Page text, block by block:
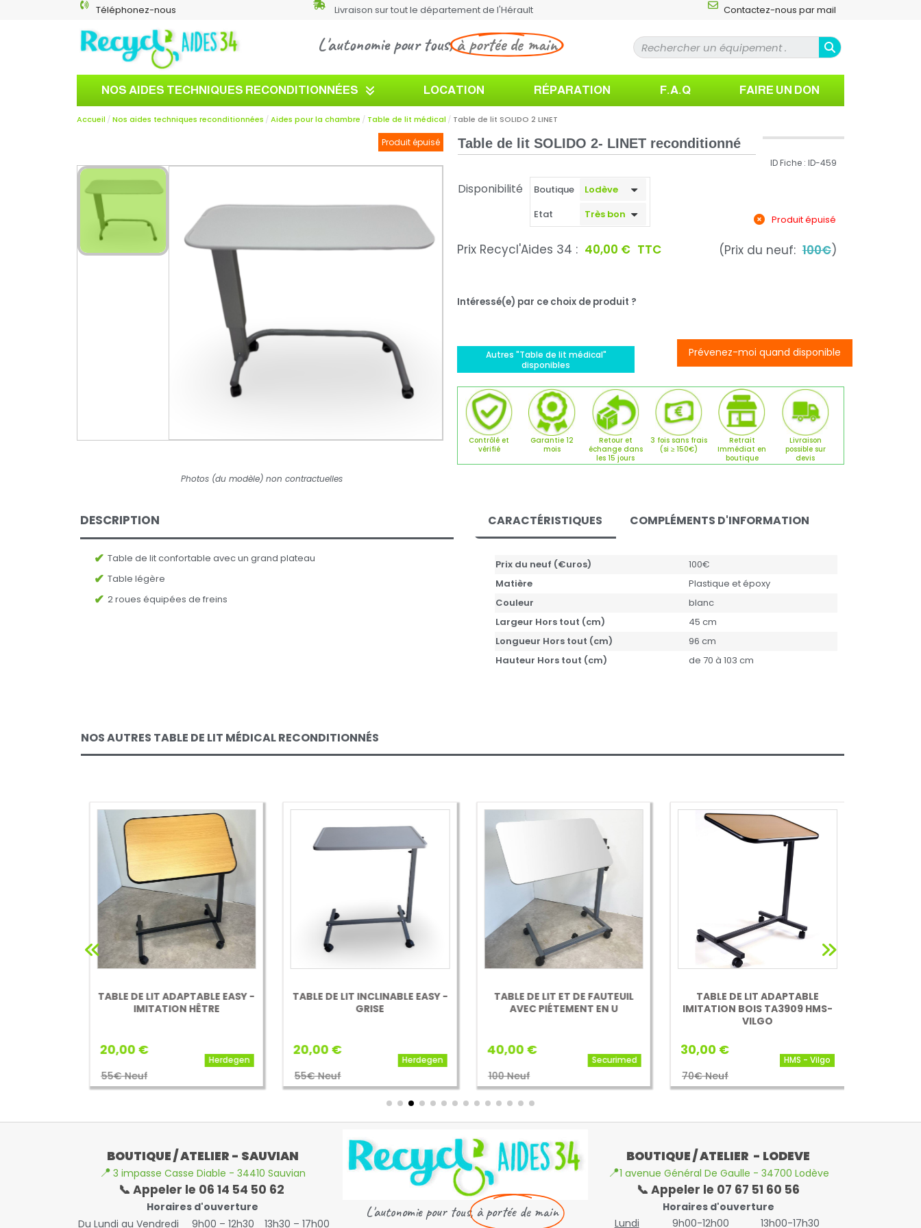
Téléphonez-nous Livraison sur tout le département de l'Hérault Contactez-nous par mail
L'autonomie pour tous,à portée de main
NOS AIDES TECHNIQUES RECONDITIONNÉES LOCATION RÉPARATION F.A.Q FAIRE UN DON
Accueil Nos aides techniques reconditionnées Aides pour la chambre Table de lit médical Table de lit SOLIDO 2 LINET
Produit épuisé
Photos (du modèle) non contractuelles
Table de lit SOLIDO 2- LINET reconditionné
ID Fiche : ID-459
Disponibilité
Boutique
Etat
Produit épuisé
Prix Recycl'Aides 34 : 40,00 € TTC (Prix du neuf:100€)
Intéressé(e) par ce choix de produit ?
Autres "Table de lit médical"
disponibles
Prévenez-moi quand disponible
Contrôlé et
vérifié
Garantie 12
mois
Retour et
échange dans
les 15 jours
3 fois sans frais
(si ≥ 150€)
Retrait
Immédiat en
boutique
Livraison
possible sur
devis
DESCRIPTION
Table de lit confortable avec un grand plateau
Table légère
2 roues équipées de freins
CARACTÉRISTIQUES COMPLÉMENTS D'INFORMATION
Prix du neuf (€uros)
100€
Matière
Plastique et époxy
Couleur
blanc
Largeur Hors tout (cm)
45 cm
Longueur Hors tout (cm)
96 cm
Hauteur Hors tout (cm)
de 70 à 103 cm
NOS AUTRES TABLE DE LIT MÉDICAL RECONDITIONNÉS
TABLE DE LIT ADAPTABLE EASY -
IMITATION HÊTRE
20,00 €
55€ Neuf
Herdegen
TABLE DE LIT INCLINABLE EASY -
GRISE
20,00 €
55€ Neuf
Herdegen
TABLE DE LIT ET DE FAUTEUIL
AVEC PIÉTEMENT EN U
40,00 €
100 Neuf
Securimed
TABLE DE LIT ADAPTABLE
IMITATION BOIS TA3909 HMS-
VILGO
30,00 €
70€ Neuf
HMS - Vilgo
BOUTIQUE / ATELIER - SAUVIAN
📍 3 impasse Casse Diable - 34410 Sauvian
📞 Appeler le 06 14 54 50 62
Horaires d'ouverture
Du Lundi au Vendredi
9h00 – 12h30 13h30 – 17h00
L'autonomie pour tous,à portée de main
BOUTIQUE / ATELIER - LODEVE
📍1 avenue Général De Gaulle - 34700 Lodève
📞 Appeler le 07 67 51 60 56
Horaires d'ouverture
Lundi
9h00-12h00 13h00-17h30